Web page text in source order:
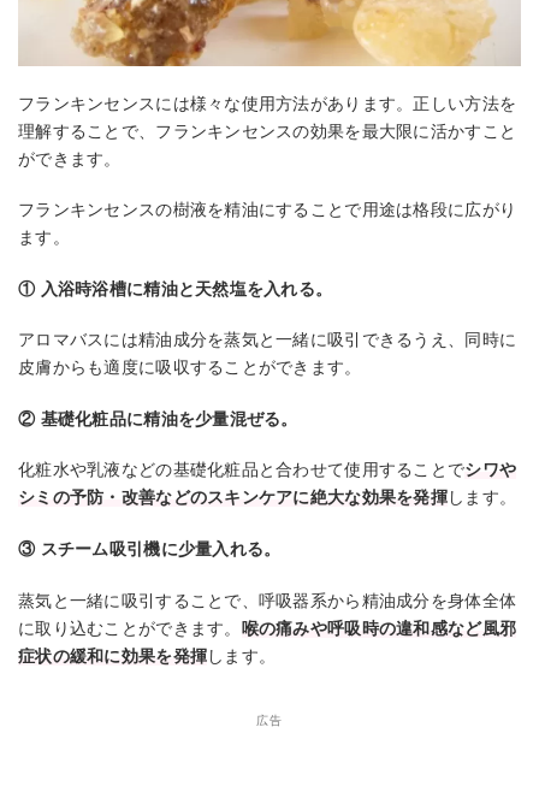
フランキンセンスには様々な使用方法があります。正しい方法を
理解することで、フランキンセンスの効果を最大限に活かすこと
ができます。
フランキンセンスの樹液を精油にすることで用途は格段に広がり
ます。
① 入浴時浴槽に精油と天然塩を入れる。
アロマバスには精油成分を蒸気と一緒に吸引できるうえ、同時に
皮膚からも適度に吸収することができます。
② 基礎化粧品に精油を少量混ぜる。
化粧水や乳液などの基礎化粧品と合わせて使用することでシワや
シミの予防・改善などのスキンケアに絶大な効果を発揮します。
③ スチーム吸引機に少量入れる。
蒸気と一緒に吸引することで、呼吸器系から精油成分を身体全体
に取り込むことができます。
喉の痛みや呼吸時の違和感など風邪
症状の緩和に効果を発揮します。
広告